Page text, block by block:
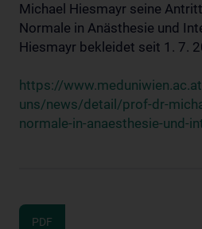
Michael Hiesmayr seine
Normale in Anästhesie und
Hiesmayr bekleidet seit 1. 7.
https://
uns/news/detail/prof-dr-
normale-in-anaesthesie-und-
PDF